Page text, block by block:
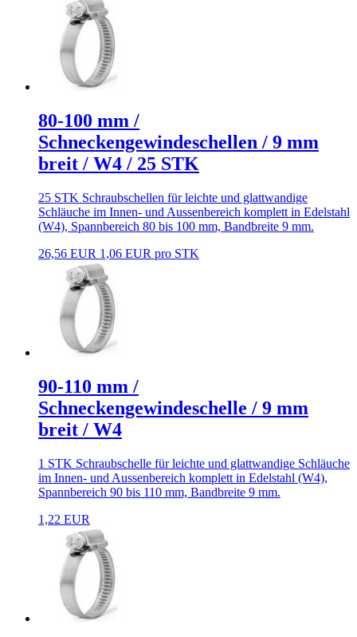
80-100 mm /
Schneckengewindeschellen / 9 mm
breit / W4 / 25 STK
25 STK Schraubschellen für leichte und glattwandige
Schläuche im Innen- und Aussenbereich komplett in Edelstahl
(W4), Spannbereich 80 bis 100 mm, Bandbreite 9 mm.
26,56 EUR 1,06 EUR pro STK
90-110 mm /
Schneckengewindeschelle / 9 mm
breit / W4
1 STK Schraubschelle für leichte und glattwandige Schläuche
im Innen- und Aussenbereich komplett in Edelstahl (W4),
Spannbereich 90 bis 110 mm, Bandbreite 9 mm.
1,22 EUR